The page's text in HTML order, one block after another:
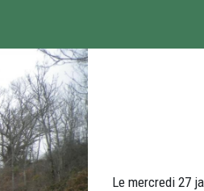
Le mercredi 27